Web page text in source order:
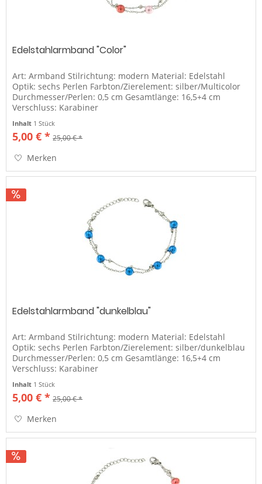
Edelstahlarmband "Color"
Art: Armband Stilrichtung: modern Material: Edelstahl
Optik: sechs Perlen Farbton/Zierelement: silber/Multicolor
Durchmesser/Perlen: 0,5 cm Gesamtlänge: 16,5+4 cm
Verschluss: Karabiner
Inhalt 1 Stück
5,00 € * 25,00 € *
Merken
Edelstahlarmband "dunkelblau"
Art: Armband Stilrichtung: modern Material: Edelstahl
Optik: sechs Perlen Farbton/Zierelement: silber/dunkelblau
Durchmesser/Perlen: 0,5 cm Gesamtlänge: 16,5+4 cm
Verschluss: Karabiner
Inhalt 1 Stück
5,00 € * 25,00 € *
Merken